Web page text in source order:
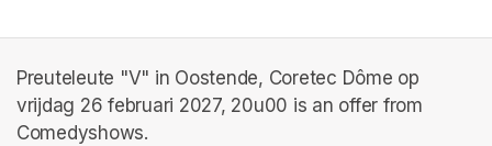
Preuteleute "V" in Oostende, Coretec Dôme op
vrijdag 26 februari 2027, 20u00 is an offer from
Comedyshows.